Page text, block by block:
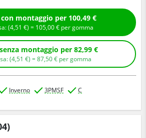
Compra con montaggio per 100,49 €
+ Ecotassa: (4,51 € ) = 105,00€ per gomma
Compra senza montaggio per 82,99 €
+ Ecotassa: (4,51 € ) =87,50€ per gomma
Inverno 3PMSF C